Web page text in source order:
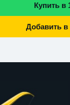
Купить в
Добавить в